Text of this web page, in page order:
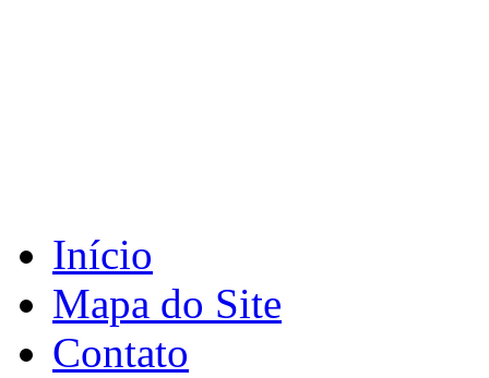
Início
Mapa do Site
Contato